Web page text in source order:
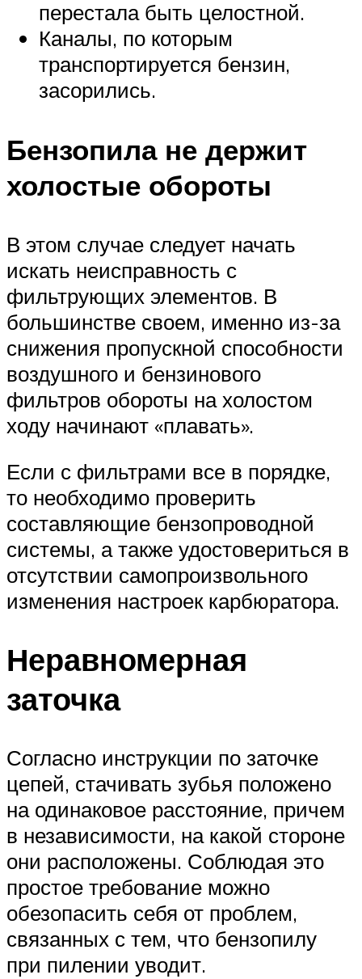
перестала быть целостной.
Каналы, по которым
транспортируется бензин,
засорились.
Бензопила не держит
холостые обороты
В этом случае следует начать
искать неисправность с
фильтрующих элементов. В
большинстве своем, именно из-за
снижения пропускной способности
воздушного и бензинового
фильтров обороты на холостом
ходу начинают «плавать».
Если с фильтрами все в порядке,
то необходимо проверить
составляющие бензопроводной
системы, а также удостовериться в
отсутствии самопроизвольного
изменения настроек карбюратора.
Неравномерная
заточка
Согласно инструкции по заточке
цепей, стачивать зубья положено
на одинаковое расстояние, причем
в независимости, на какой стороне
они расположены. Соблюдая это
простое требование можно
обезопасить себя от проблем,
связанных с тем, что бензопилу
при пилении уводит.